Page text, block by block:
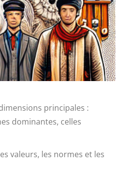
principales :
dominantes, celles
valeurs, les normes et les